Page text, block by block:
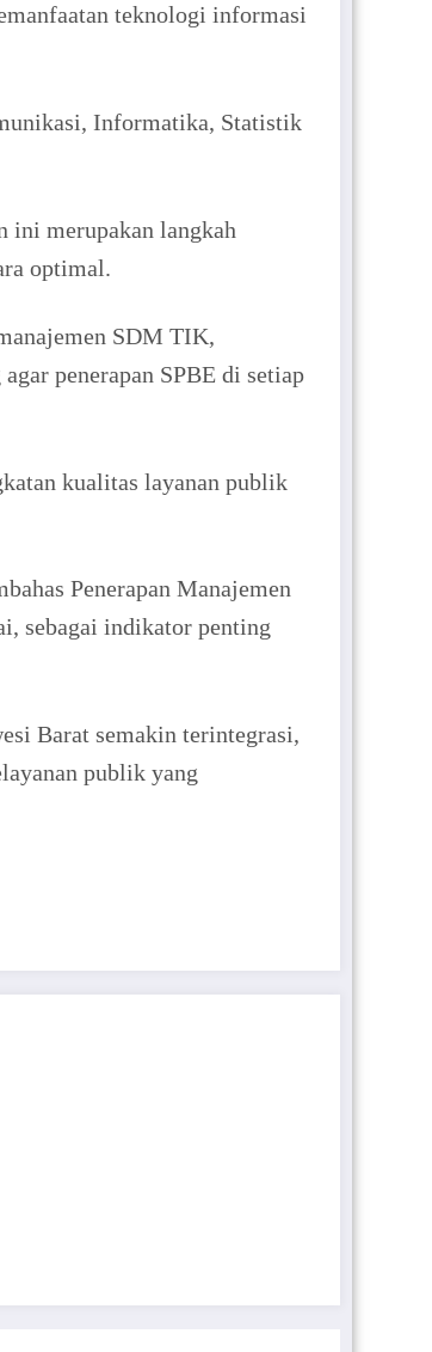
teknologi informasi
Informatika, Statistik
ini merupakan langkah
optimal.
SDM TIK,
penerapan SPBE di setiap
kualitas layanan publik
Penerapan Manajemen
sebagai indikator penting
Barat semakin terintegrasi,
publik yang